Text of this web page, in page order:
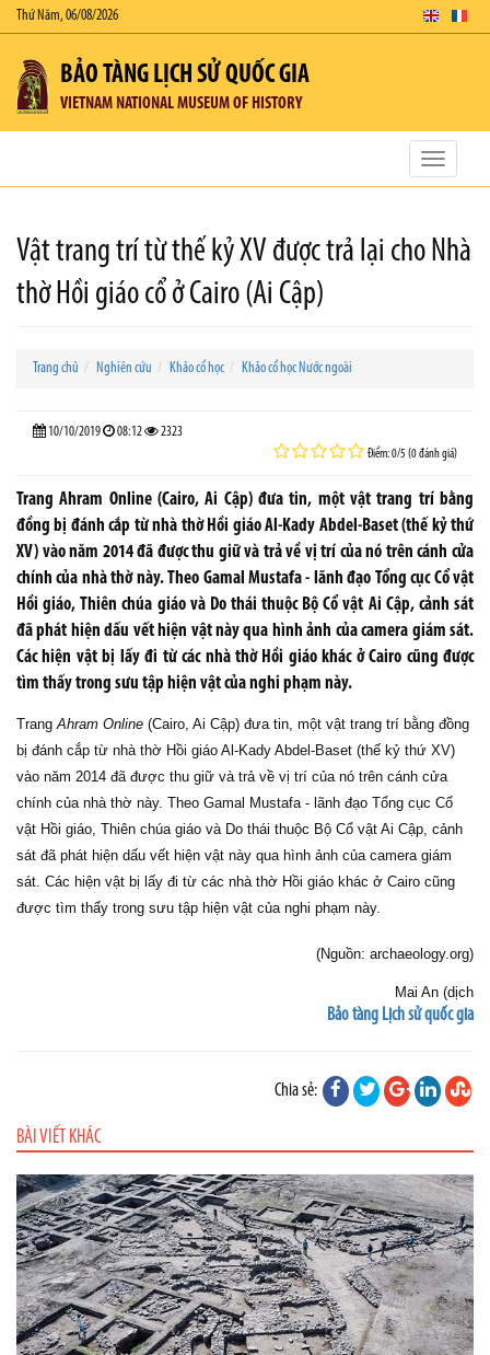
Thứ Năm, 06/08/2026
BẢO TÀNG LỊCH SỬ QUỐC GIA
VIETNAM NATIONAL MUSEUM OF HISTORY
Toggle
Vật trang trí từ thế kỷ XV được trả lại cho Nhà
thờ Hồi giáo cổ ở Cairo (Ai Cập)
Trang chủ Nghiên cứu Khảo cổ học Khảo cổ học Nước ngoài
10/10/2019 08:12 2323
Điểm: 0/5 (0 đánh giá)
Trang Ahram Online (Cairo, Ai Cập) đưa tin, một vật trang trí bằng
đồng bị đánh cắp từ nhà thờ Hồi giáo Al-Kady Abdel-Baset (thế kỷ thứ
XV) vào năm 2014 đã được thu giữ và trả về vị trí của nó trên cánh cửa
chính của nhà thờ này. Theo Gamal Mustafa - lãnh đạo Tổng cục Cổ vật
Hồi giáo, Thiên chúa giáo và Do thái thuộc Bộ Cổ vật Ai Cập, cảnh sát
đã phát hiện dấu vết hiện vật này qua hình ảnh của camera giám sát.
Các hiện vật bị lấy đi từ các nhà thờ Hồi giáo khác ở Cairo cũng được
tìm thấy trong sưu tập hiện vật của nghi phạm này.
TrangAhram Online (Cairo, Ai Cập) đưa tin, một vật trang trí bằng đồng
bị đánh cắp từ nhà thờ Hồi giáo Al-Kady Abdel-Baset (thế kỷ thứ XV)
vào năm 2014 đã được thu giữ và trả về vị trí của nó trên cánh cửa
chính của nhà thờ này. Theo Gamal Mustafa - lãnh đạo Tổng cục Cổ
vật Hồi giáo, Thiên chúa giáo và Do thái thuộc Bộ Cổ vật Ai Cập, cảnh
sát đã phát hiện dấu vết hiện vật này qua hình ảnh của camera giám
sát. Các hiện vật bị lấy đi từ các nhà thờ Hồi giáo khác ở Cairo cũng
được tìm thấy trong sưu tập hiện vật của nghi phạm này.
(Nguồn: archaeology.org)
Mai An (dịch
Bảo tàng Lịch sử quốc gia
Chia sẻ:
BÀI VIẾT KHÁC